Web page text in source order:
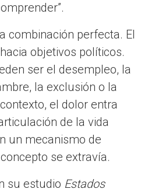
combinación perfecta. El
objetivos políticos.
ser el desempleo, la
la exclusión o la
el dolor entra
de la vida
un mecanismo de
se extravía.
su estudio Estados